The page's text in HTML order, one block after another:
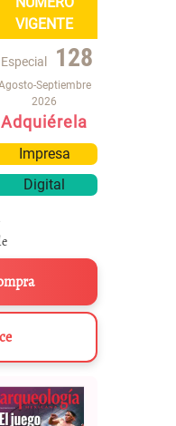
VIGENTE
Especial 128
Septiembre
2026
Adquiérela
Impresa
Digital